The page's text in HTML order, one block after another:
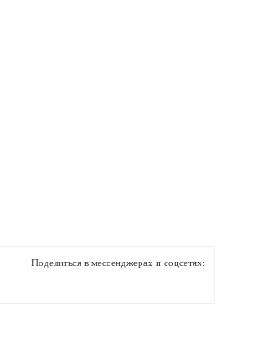
Поделиться в мессенджерах и соцсетях: